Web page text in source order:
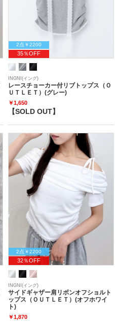
2点￥2200
35％OFF
INGNI(イング)
レースチョーカー付リブトップス（Ｏ
ＵＴＬＥＴ）(グレー)
￥1,650
【SOLD OUT】
2点￥2200
32％OFF
INGNI(イング)
サイドギャザー肩リボンオフショルト
ップス（ＯＵＴＬＥＴ）(オフホワイ
ト)
￥1,870